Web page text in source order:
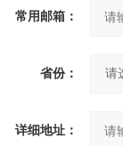
常用邮箱：
省份：
详细地址：